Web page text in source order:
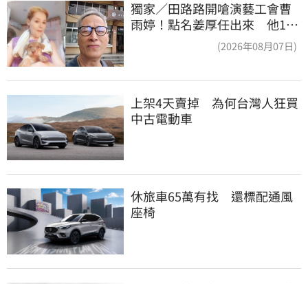
獨家／田路路開嗆演藝工會曹
雨婷！點名姜厚任出來 他16
(2026年08月07日)
上架4天賣掉　為何台灣人狂買
中古電動車
休旅車65萬有找　還標配通風
座椅